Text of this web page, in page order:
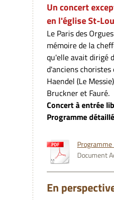
Un concert
en l'église St-
Le Paris des
mémoire de la
qu'elle avait dirigé
d'anciens
Haendel (Le
Bruckner et Fauré.
Concert à entrée
Programme
Document
En